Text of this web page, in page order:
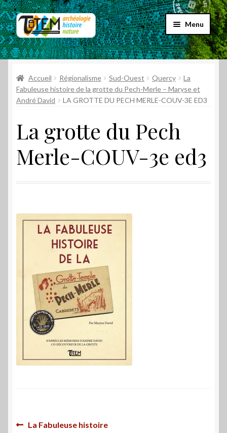
Aller
à
la
navigation
Aller
au
contenu
Menu
Accueil
Choix par genre
le
menu
Choix par éditeur
Ouvrir
Promos
Qui sommes-nous ?
Accueil Régionalisme Sud-Ouest Quercy
La
Fabuleuse histoire de la grotte du Pech-Merle – Maryse et
André David
LA GROTTE DU PECH MERLE-COUV-3E ED3
La grotte du Pech
Merle-COUV-3e ed3
Navigation
Article
La Fabuleuse histoire